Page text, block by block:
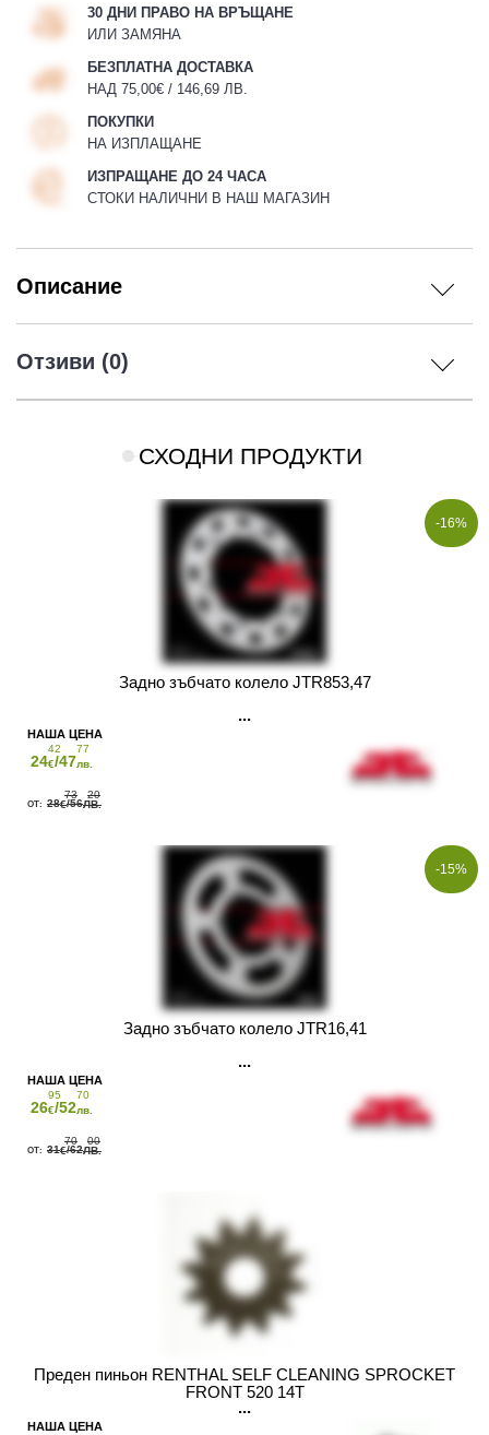
30 ДНИ ПРАВО НА ВРЪЩАНЕ
ИЛИ ЗАМЯНА
БЕЗПЛАТНА ДОСТАВКА
НАД 75,00€ / 146,69 ЛВ.
ПОКУПКИ
НА ИЗПЛАЩАНЕ
ИЗПРАЩАНЕ ДО 24 ЧАСА
СТОКИ НАЛИЧНИ В НАШ МАГАЗИН
Описание
Отзиви (0)
СХОДНИ ПРОДУКТИ
-16%
Задно зъбчато колело JTR853,47
24
42
€/47
77
лв.
28
73
€/56
20
ЛВ.
-15%
Задно зъбчато колело JTR16,41
26
95
€/52
70
лв.
31
70
€/62
00
ЛВ.
Преден пиньон RENTHAL SELF CLEANING SPROCKET
FRONT 520 14T